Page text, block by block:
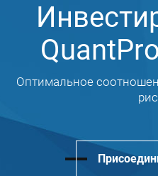
Оптимальное